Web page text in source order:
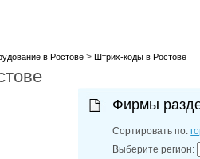
в Ростове> Штрих-коды в Ростове
Фирмы
Сортировать по:
Выберите регион: